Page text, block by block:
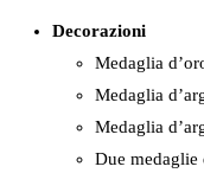
Decorazioni
Medaglia
Medaglia
Medaglia
Due